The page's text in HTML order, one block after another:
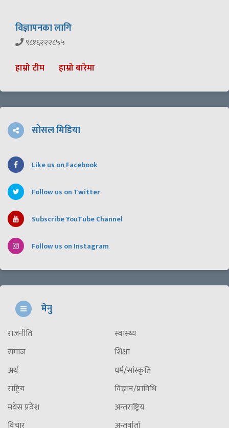
विज्ञापनका लागि
९८१६२२२८५५
हाम्रो टीम हाम्रो बारेमा
सोसल मिडिया
Like us on Facebook
Follow us on Twitter
Subscribe YouTube Channel
Follow us on Instagram
मेनु
राजनीति
समाज
अर्थ
राष्ट्रिय
मधेस प्रदेश
स्वास्थ्य
शिक्षा
धर्म/सांस्कृति
विज्ञान/प्राविधि
अन्तराष्ट्रिय